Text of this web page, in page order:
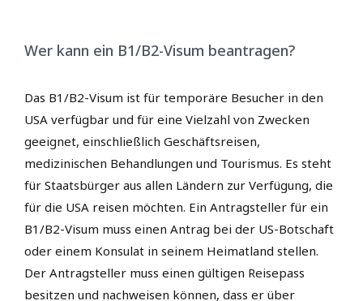
Wer kann ein B1/B2-Visum beantragen?
Das B1/B2-Visum ist für temporäre Besucher in den
USA verfügbar und für eine Vielzahl von Zwecken
geeignet, einschließlich Geschäftsreisen,
medizinischen Behandlungen und Tourismus. Es steht
für Staatsbürger aus allen Ländern zur Verfügung, die
für die USA reisen möchten. Ein Antragsteller für ein
B1/B2-Visum muss einen Antrag bei der US-Botschaft
oder einem Konsulat in seinem Heimatland stellen.
Der Antragsteller muss einen gültigen Reisepass
besitzen und nachweisen können, dass er über